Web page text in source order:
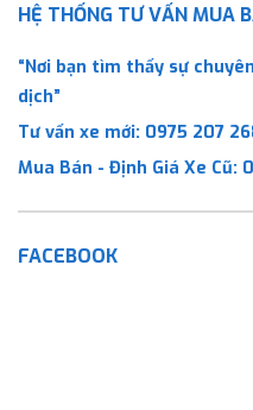
HỆ THỐNG TƯ VẤN MUA
“Nơi bạn tìm thấy sự
dịch”
Tư vấn xe mới: 0975 207
Mua Bán - Định Giá Xe Cũ:
FACEBOOK